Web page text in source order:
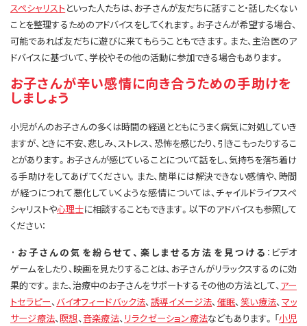
スペシャリスト といった人たちは、お子さんが友だちに話すこと・話したくない
ことを整理するためのアドバイスをしてくれます。お子さんが希望する場合、
可能であれば友だちに遊びに来てもらうこともできます。また、主治医のア
ドバイスに基づいて、学校やその他の活動に参加できる場合もあります。
お子さんが辛い感情に向き合うための手助けを
しましょう
小児がんのお子さんの多くは時間の経過とともにうまく病気に対処していき
ますが、ときに不安、悲しみ、ストレス、恐怖を感じたり、引きこもったりするこ
とがあります。お子さんが感じていることについて話をし、気持ちを落ち着け
る手助けをしてあげてください。また、簡単には解決できない感情や、時間
が経つにつれて悪化していくような感情については、チャイルドライフスペ
シャリストや心理士に相談することもできます。以下のアドバイスも参照して
ください：
·お子さんの気を紛らせて、楽しませる方法を見つける ：ビデオ
ゲームをしたり、映画を見たりすることは、お子さんがリラックスするのに効
果的です。また、治療中のお子さんをサポートするその他の方法として、 アー
トセラピー、 バイオフィードバック法、 誘導イメージ法、 催眠、 笑い療法、 マッ
サージ療法、瞑想、 音楽療法、 リラクゼーション療法などもあります。「小児